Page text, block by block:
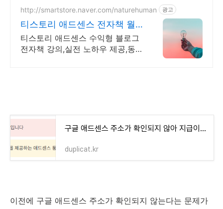
http://smartstore.naver.com/naturehuman 광고
티스토리 애드센스 전자책 월
100만원 고정 수익발생!
티스토리 애드센스 수익형 블로그
전자책 강의,실전 노하우 제공,동
구글 애드센스 주소가 확인되지 않아 지급이 보류 중입니다
duplicat.kr
이전에 구글 애드센스 주소가 확인되지 않는다는 문제가